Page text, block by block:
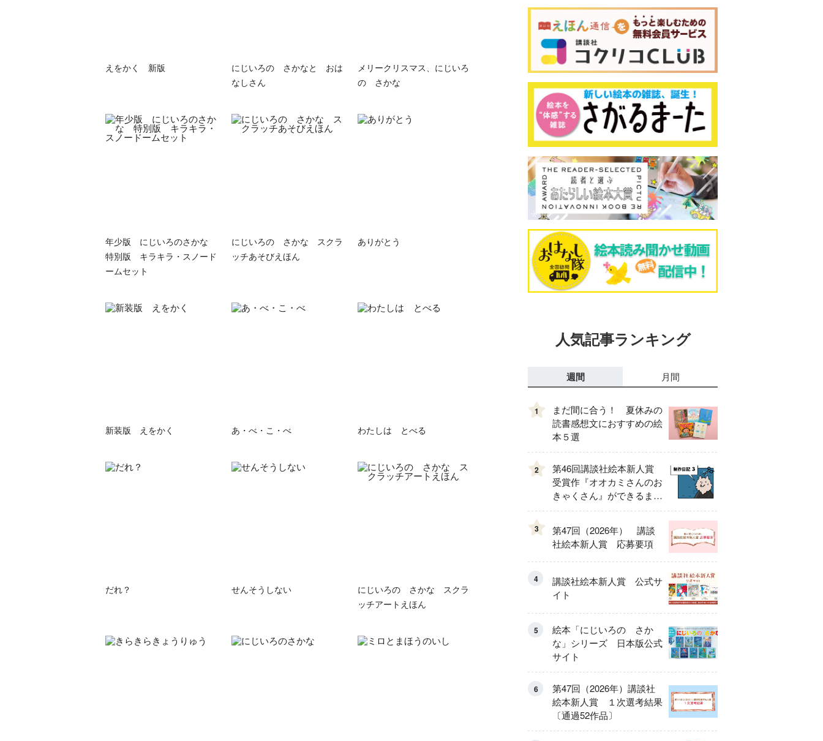
えをかく 新版
にじいろの さかなと おは
なしさん
メリークリスマス、にじいろ
の さかな
年少版 にじいろのさかな
特別版 キラキラ・スノード
ームセット
にじいろの さかな スクラ
ッチあそびえほん
ありがとう
新装版 えをかく あ・べ・こ・べ わたしは とべる
だれ？ せんそうしない
にじいろの さかな スクラ
ッチアートえほん
人気記事ランキング
週間 月間
1
まだ間に合う！ 夏休みの
読書感想文におすすめの絵
本５選
2
第46回講談社絵本新人賞
受賞作『オオカミさんのお
きゃくさん』ができるまで
③
3
第47回（2026年） 講談
社絵本新人賞 応募要項
4
講談社絵本新人賞 公式サ
イト
5
絵本「にじいろの さか
な」シリーズ 日本版公式
サイト
6
第47回（2026年）講談社
絵本新人賞 １次選考結果
〔通過52作品〕